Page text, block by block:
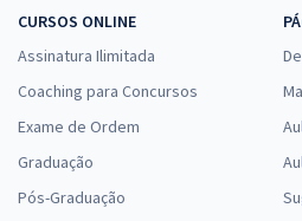
CURSOS ONLINE
Assinatura Ilimitada
Coaching para Concursos
Exame de Ordem
Graduação
Pós-Graduação